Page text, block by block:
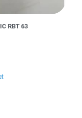
RBT 63
uchylny robota GIMATIC